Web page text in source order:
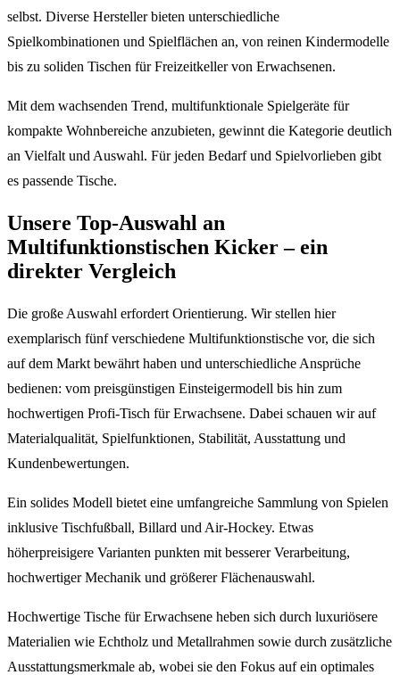
selbst. Diverse Hersteller bieten unterschiedliche
Spielkombinationen und Spielflächen an, von reinen Kindermodelle
bis zu soliden Tischen für Freizeitkeller von Erwachsenen.
Mit dem wachsenden Trend, multifunktionale Spielgeräte für
kompakte Wohnbereiche anzubieten, gewinnt die Kategorie deutlich
an Vielfalt und Auswahl. Für jeden Bedarf und Spielvorlieben gibt
es passende Tische.
Unsere Top-Auswahl an
Multifunktionstischen Kicker – ein
direkter Vergleich
Die große Auswahl erfordert Orientierung. Wir stellen hier
exemplarisch fünf verschiedene Multifunktionstische vor, die sich
auf dem Markt bewährt haben und unterschiedliche Ansprüche
bedienen: vom preisgünstigen Einsteigermodell bis hin zum
hochwertigen Profi-Tisch für Erwachsene. Dabei schauen wir auf
Materialqualität, Spielfunktionen, Stabilität, Ausstattung und
Kundenbewertungen.
Ein solides Modell bietet eine umfangreiche Sammlung von Spielen
inklusive Tischfußball, Billard und Air-Hockey. Etwas
höherpreisigere Varianten punkten mit besserer Verarbeitung,
hochwertiger Mechanik und größerer Flächenauswahl.
Hochwertige Tische für Erwachsene heben sich durch luxuriösere
Materialien wie Echtholz und Metallrahmen sowie durch zusätzliche
Ausstattungsmerkmale ab, wobei sie den Fokus auf ein optimales